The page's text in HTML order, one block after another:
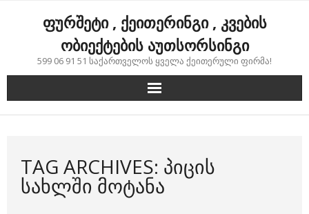
ფურშეტი , ქეითერინგი , კვების
ობიექტების აუთსორსინგი
599 06 91 51 საქართველოს ყველა ქეითერული ფირმა!
TAG ARCHIVES: ᲞᲘᲪᲘᲡ
ᲡᲐᲮᲚᲨᲘ ᲛᲝᲢᲐᲜᲐ